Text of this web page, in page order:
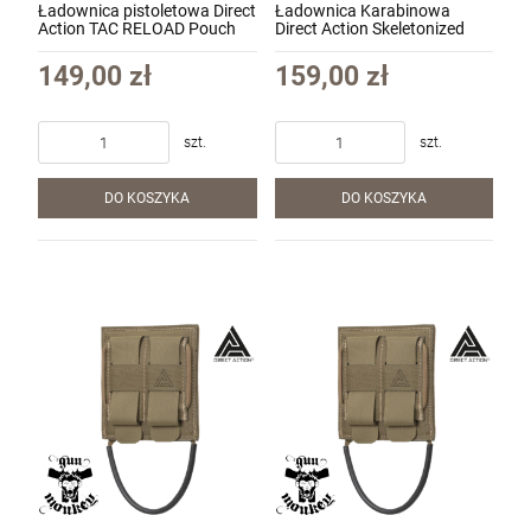
Ładownica pistoletowa Direct
Action TAC RELOAD Pouch
Pistol MKII - Coyote Brown
(PO-PTT2-CD5-CBR)
149,00 zł
szt.
DO KOSZYKA
Ładownica Karabinowa
Direct Action Skeletonized
Rifle Pouch kol Coyote Brown
(PO-SKRP-CD5-CBR)
159,00 zł
szt.
DO KOSZYKA